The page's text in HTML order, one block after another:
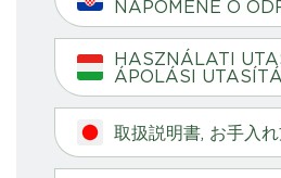
NAPOMENE O
HASZNÁLATI
ÁPOLÁSI
取扱説明書, お手入